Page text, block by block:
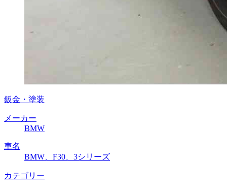
鈑金・塗装
メーカー
BMW
車名
BMW、F30、3シリーズ
カテゴリー